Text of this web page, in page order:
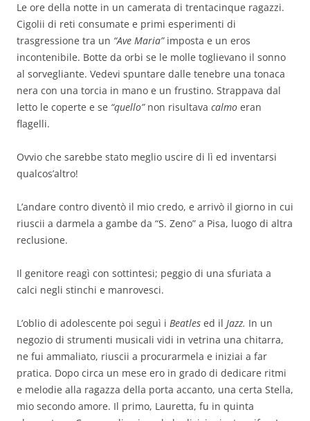
Le ore della notte in un camerata di trentacinque ragazzi.
Cigolii di reti consumate e primi esperimenti di
trasgressione tra un “Ave Maria”imposta e un eros
incontenibile. Botte da orbi se le molle toglievano il sonno
al sorvegliante. Vedevi spuntare dalle tenebre una tonaca
nera con una torcia in mano e un frustino. Strappava dal
letto le coperte e se “quello” non risultava calmo eran
flagelli.
Ovvio che sarebbe stato meglio uscire di lì ed inventarsi
qualcos’altro!
L’andare contro diventò il mio credo, e arrivò il giorno in cui
riuscii a darmela a gambe da “S. Zeno” a Pisa, luogo di altra
reclusione.
Il genitore reagì con sottintesi; peggio di una sfuriata a
calci negli stinchi e manrovesci.
L’oblio di adolescente poi seguì i Beatles ed il Jazz. In un
negozio di strumenti musicali vidi in vetrina una chitarra,
ne fui ammaliato, riuscii a procurarmela e iniziai a far
pratica. Dopo circa un mese ero in grado di dedicare ritmi
e melodie alla ragazza della porta accanto, una certa Stella,
mio secondo amore. Il primo, Lauretta, fu in quinta